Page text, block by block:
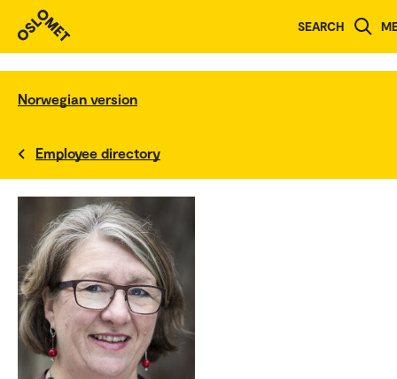
SEARCH
Norwegian version
Employee directory